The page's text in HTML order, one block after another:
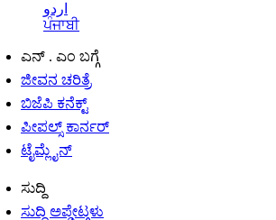
اردو
ਪੰਜਾਬੀ
ಎನ್ . ಎಂ ಬಗ್ಗೆ
ಜೀವನ ಚರಿತ್ರೆ
ಬಿಜೆಪಿ ಕನೆಕ್ಟ್
ಪೀಪಲ್ಸ್ ಕಾರ್ನರ್
ಟೈಮ್ಲೈನ್
ಸುದ್ದಿ
ಸುದ್ದಿ ಅಪ್ಡೇಟ್ಗಳು